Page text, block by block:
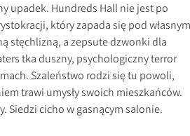
upadek. Hundreds Hall nie jest po
który zapada się pod własnym
stęchlizną, a zepsute dzwonki dla
tka duszny, psychologiczny terror
Szaleństwo rodzi się tu powoli,
trawi umysły swoich mieszkańców.
Siedzi cicho w gasnącym salonie.